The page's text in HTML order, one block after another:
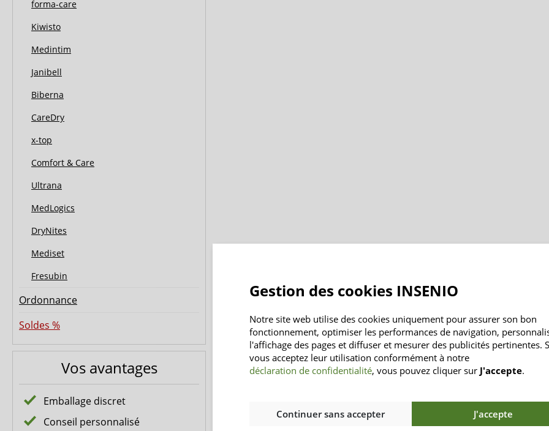
forma-care
Kiwisto
Medintim
Janibell
Biberna
CareDry
x-top
Comfort & Care
Ultrana
MedLogics
DryNites
Mediset
Fresubin
Ordonnance
Soldes %
Vos avantages
Emballage discret
Conseil personnalisé
Gestion des cookies INSENIO
Notre site web utilise des cookies uniquement pour assurer son bon
fonctionnement, optimiser les performances de navigation,
l'affichage des pages et diffuser et mesurer des publicités pertinentes.
vous acceptez leur utilisation conformément à notre
déclaration de confidentialité, vous pouvez cliquer sur J'accepte.
Continuer sans accepter
J'accepte